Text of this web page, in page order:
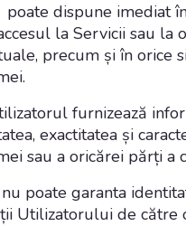
dispune imediat
la Servicii sau la
precum și în orice
furnizează
exactitatea și
sau a oricărei părți a
poate garanta
Utilizatorului de către